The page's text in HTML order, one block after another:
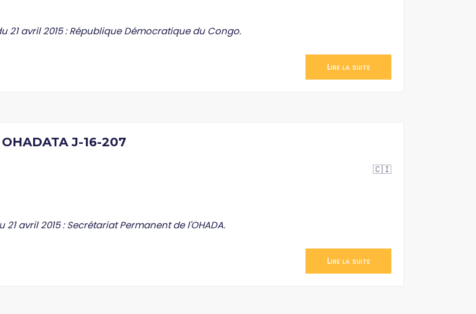
21 avril 2015 : République Démocratique du Congo.
Lire la suite
OHADATA J-16-207
🇨🇮
avril 2015 : Secrétariat Permanent de l'OHADA.
Lire la suite